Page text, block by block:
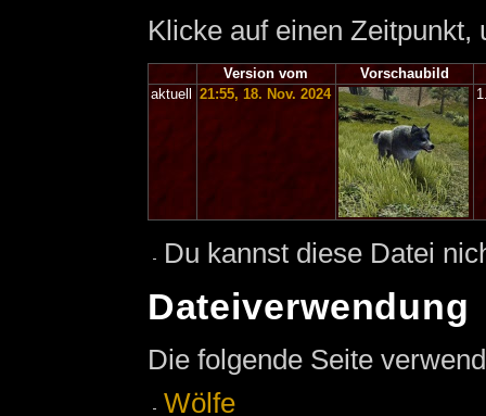
Klicke auf einen
Version vom
Vorschaubild
aktuell
21:55, 18. Nov. 2024
Du kannst diese Datei
Dateiverwendung
Die folgende Seite
Wölfe